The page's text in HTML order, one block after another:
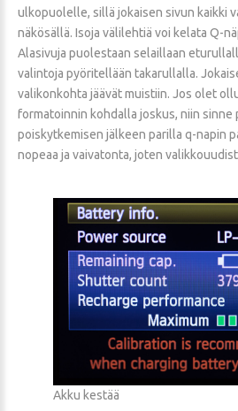
ulkopuolelle, sillä jokaisen sivun kaikki
näkösällä. Isoja välilehtiä voi kelata Q-
Alasivuja puolestaan selaillaan
valintoja pyöritellään takarullalla.
valikonkohta jäävät muistiin. Jos olet
formatoinnin kohdalla joskus, niin sinne
poiskytkemisen jälkeen parilla q-napin
nopeaa ja vaivatonta, joten
Akku kestää